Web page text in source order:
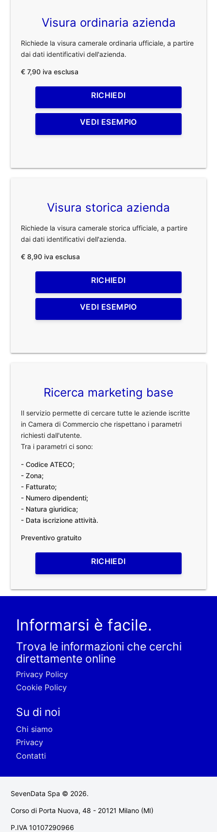
Visura ordinaria azienda
Richiede la visura camerale ordinaria ufficiale, a partire
dai dati identificativi dell'azienda.
€ 7,90 iva esclusa
RICHIEDI
VEDI ESEMPIO
Visura storica azienda
Richiede la visura camerale storica ufficiale, a partire
dai dati identificativi dell'azienda.
€ 8,90 iva esclusa
RICHIEDI
VEDI ESEMPIO
Ricerca marketing base
Il servizio permette di cercare tutte le aziende iscritte
in Camera di Commercio che rispettano i parametri
richiesti dall'utente.
Tra i parametri ci sono:
- Codice ATECO;
- Zona;
- Fatturato;
- Numero dipendenti;
- Natura giuridica;
- Data iscrizione attività.
Preventivo gratuito
RICHIEDI
Informarsi è facile.
Trova le informazioni che cerchi
direttamente online
Privacy Policy
Cookie Policy
Su di noi
Chi siamo
Privacy
Contatti
SevenData Spa © 2026.
Corso di Porta Nuova, 48 - 20121 Milano (MI)
P.IVA 10107290966